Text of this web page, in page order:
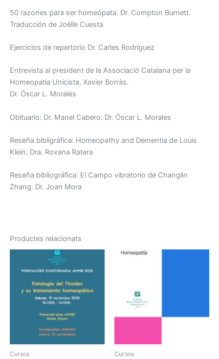
50 razones para ser homeópata. Dr. Compton Burnett.
Traducción de Joëlle Cuesta
Ejercicios de repertorio Dr. Carles Rodríguez
Entrevista al president de la Associació Catalana per la
Homeopatia Unicista, Xavier Borràs.
Dr. Óscar L. Morales
Obituario: Dr. Manel Cabero. Dr. Óscar L. Morales
Reseña bibligráfica: Homeopathy and Dementia de Louis
Klein. Dra. Roxana Ratera
Reseña bibliográfica: El Campo vibratorio de Changlin
Zhang. Dr. Joan Mora
Productes relacionats
Cursos Cursos